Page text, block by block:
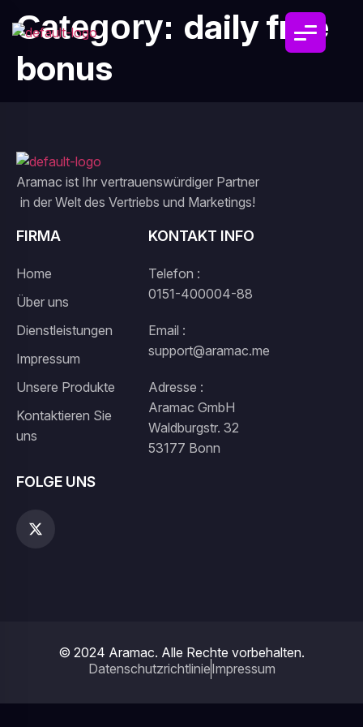
Category: daily free
bonus
Aramac ist Ihr vertrauenswürdiger Partner
in der Welt des Vertriebs und Marketings!
FIRMA
Home
Über uns
Dienstleistungen
Impressum
Unsere Produkte
Kontaktieren Sie
uns
KONTAKT INFO
Telefon :
0151-400004-88
Email :
support@aramac.me
Adresse :
Aramac GmbH
Waldburgstr. 32
53177 Bonn
FOLGE UNS
© 2024 Aramac. Alle Rechte vorbehalten.
DatenschutzrichtlinieImpressum